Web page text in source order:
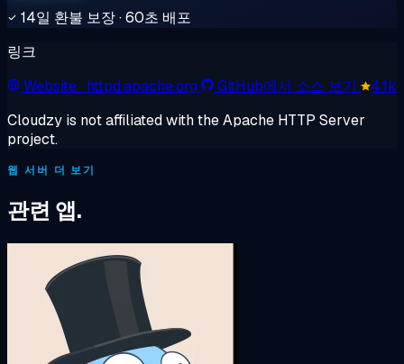
14일 환불 보장 · 60초 배포
링크
Website· httpd.apache.org GitHub에서 소스 보기
4.1k
Cloudzy is not affiliated with the Apache HTTP Server
project.
웹 서버 더 보기
관련 앱.